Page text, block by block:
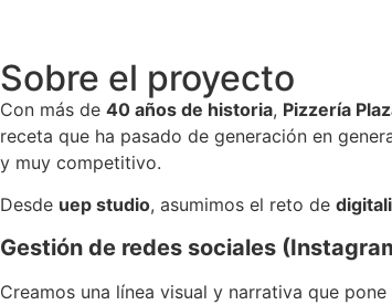
Sobre el proyecto
Con más de 40 años de historia, Pizzería
receta que ha pasado de generación en
y muy competitivo.
Desde uep studio, asumimos el reto de
Gestión de redes sociales
Creamos una línea visual y narrativa que